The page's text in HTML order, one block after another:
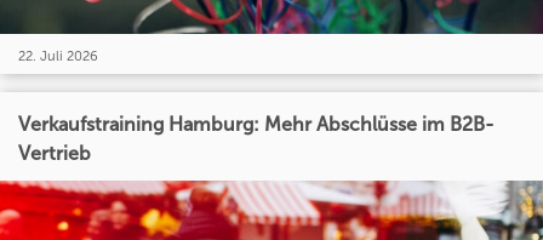
22. Juli 2026
Verkaufstraining Hamburg: Mehr Abschlüsse im B2B-
Vertrieb